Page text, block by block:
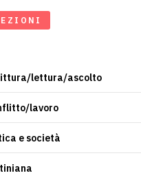
lettura/ascolto
lavoro
e società